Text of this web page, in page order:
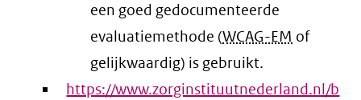
een goed gedocumenteerde
evaluatiemethode (WCAG-EM of
gelijkwaardig) is gebruikt.
https://www.zorginstituutnederland.nl/b